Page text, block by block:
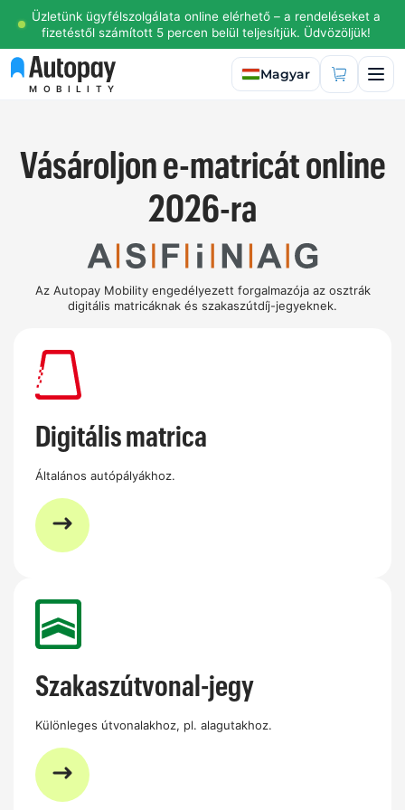
Üzletünk ügyfélszolgálata online elérhető – a rendeléseket a
fizetéstől számított 5 percen belül teljesítjük. Üdvözöljük!
MOBILITY
Válasszon nyelvet
Magyar
Vásároljon e-matricát online
2026-ra
Az Autopay Mobility engedélyezett forgalmazója az osztrák
digitális matricáknak és szakaszútdíj-jegyeknek.
Digitális matrica
Általános autópályákhoz.
Szakaszútvonal-jegy
Különleges útvonalakhoz, pl. alagutakhoz.